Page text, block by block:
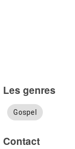
Les genres
Gospel
Contact